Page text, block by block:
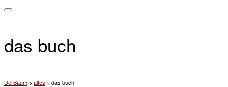
das buch
DerBaum > altes > das buch